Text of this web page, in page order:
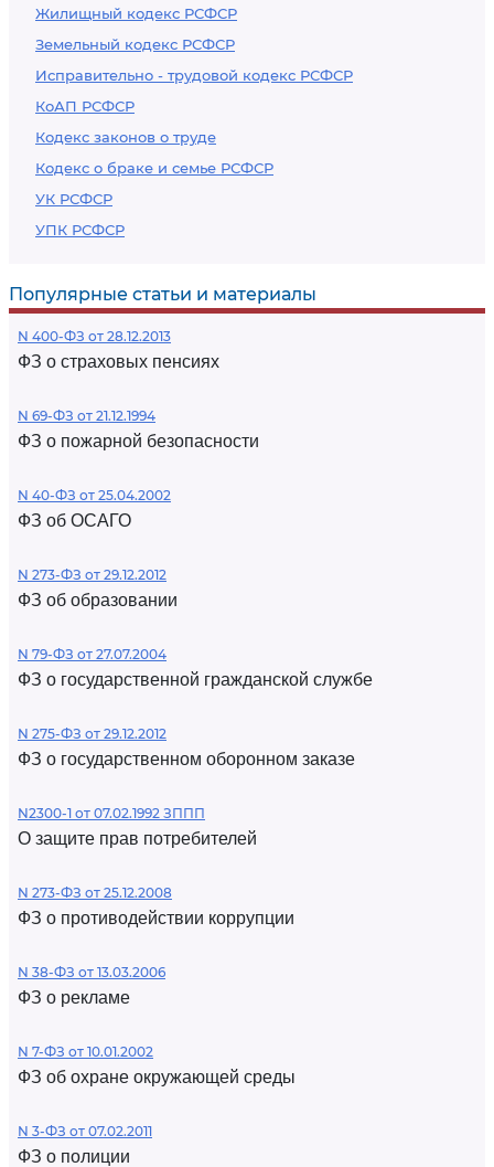
Жилищный кодекс РСФСР
Земельный кодекс РСФСР
Исправительно - трудовой кодекс РСФСР
КоАП РСФСР
Кодекс законов о труде
Кодекс о браке и семье РСФСР
УК РСФСР
УПК РСФСР
Популярные статьи и материалы
N 400-ФЗ от 28.12.2013
ФЗ о страховых пенсиях
N 69-ФЗ от 21.12.1994
ФЗ о пожарной безопасности
N 40-ФЗ от 25.04.2002
ФЗ об ОСАГО
N 273-ФЗ от 29.12.2012
ФЗ об образовании
N 79-ФЗ от 27.07.2004
ФЗ о государственной гражданской службе
N 275-ФЗ от 29.12.2012
ФЗ о государственном оборонном заказе
N2300-1 от 07.02.1992 ЗППП
О защите прав потребителей
N 273-ФЗ от 25.12.2008
ФЗ о противодействии коррупции
N 38-ФЗ от 13.03.2006
ФЗ о рекламе
N 7-ФЗ от 10.01.2002
ФЗ об охране окружающей среды
N 3-ФЗ от 07.02.2011
ФЗ о полиции